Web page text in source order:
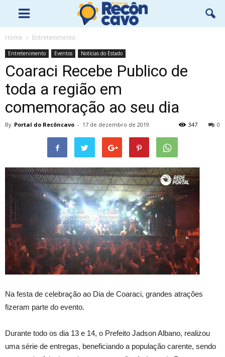
Home Entretenimento
Entretenimento Eventos Notícias do Estado
Coaraci Recebe Publico de
toda a região em
comemoração ao seu dia
By Portal do Recôncavo - 17 de dezembro de 2019 0
347
Na festa de celebração ao Dia de Coaraci, grandes atrações
fizeram parte do evento.
Durante todo os dia 13 e 14, o Prefeito Jadson Albano, realizou
uma série de entregas, beneficiando a população carente, sendo